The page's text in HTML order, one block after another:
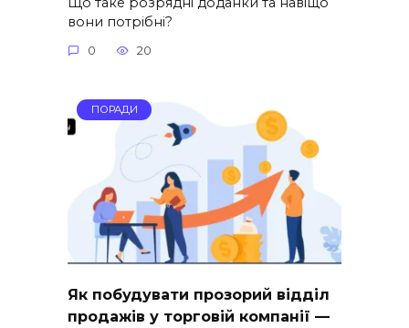
вони потрібні?
0 20
ПОРАДИ
Як побудувати прозорий відділ
продажів у торговій компанії —